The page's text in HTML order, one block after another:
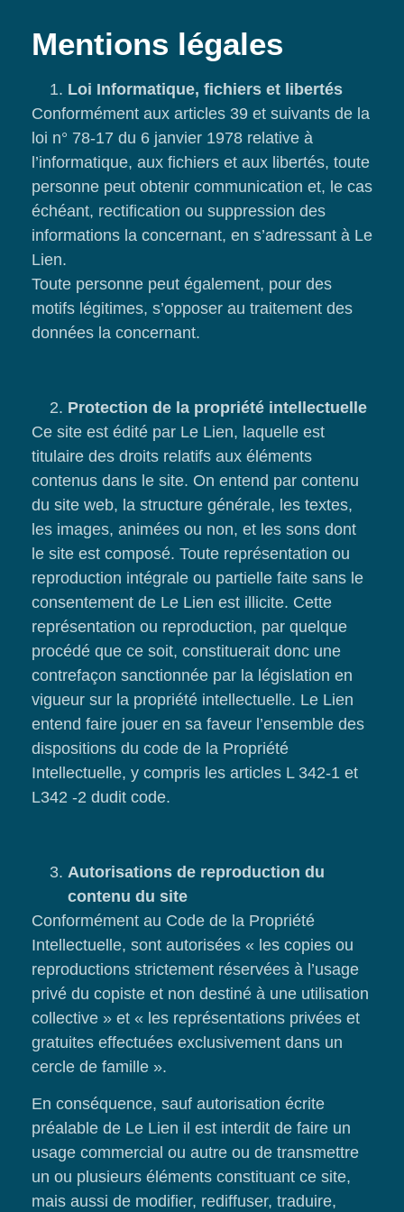
Mentions légales
Loi Informatique, fichiers et libertés
Conformément aux articles 39 et suivants de la
loi n° 78-17 du 6 janvier 1978 relative à
l’informatique, aux fichiers et aux libertés, toute
personne peut obtenir communication et, le cas
échéant, rectification ou suppression des
informations la concernant, en s’adressant à Le
Lien.
Toute personne peut également, pour des
motifs légitimes, s’opposer au traitement des
données la concernant.
Protection de la propriété intellectuelle
Ce site est édité par Le Lien, laquelle est
titulaire des droits relatifs aux éléments
contenus dans le site. On entend par contenu
du site web, la structure générale, les textes,
les images, animées ou non, et les sons dont
le site est composé. Toute représentation ou
reproduction intégrale ou partielle faite sans le
consentement de Le Lien est illicite. Cette
représentation ou reproduction, par quelque
procédé que ce soit, constituerait donc une
contrefaçon sanctionnée par la législation en
vigueur sur la propriété intellectuelle. Le Lien
entend faire jouer en sa faveur l’ensemble des
dispositions du code de la Propriété
Intellectuelle, y compris les articles L 342-1 et
L342 -2 dudit code.
Autorisations de reproduction du
contenu du site
Conformément au Code de la Propriété
Intellectuelle, sont autorisées « les copies ou
reproductions strictement réservées à l’usage
privé du copiste et non destiné à une utilisation
collective » et « les représentations privées et
gratuites effectuées exclusivement dans un
cercle de famille ».
En conséquence, sauf autorisation écrite
préalable de Le Lien il est interdit de faire un
usage commercial ou autre ou de transmettre
un ou plusieurs éléments constituant ce site,
mais aussi de modifier, rediffuser, traduire,